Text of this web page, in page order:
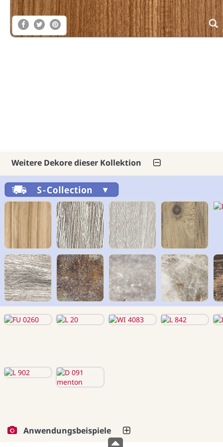
Weitere Dekore dieser Kollektion
Anwendungsbeispiele